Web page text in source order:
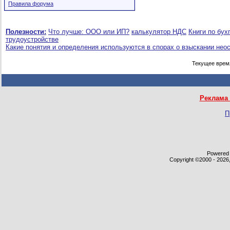
Правила форума
Полезности: Что лучше: ООО или ИП? калькулятор НДС Книги по
трудоустройстве
Какие понятия и определения используются в спорах о взыскании
Текущее
Copyright ©2000 -